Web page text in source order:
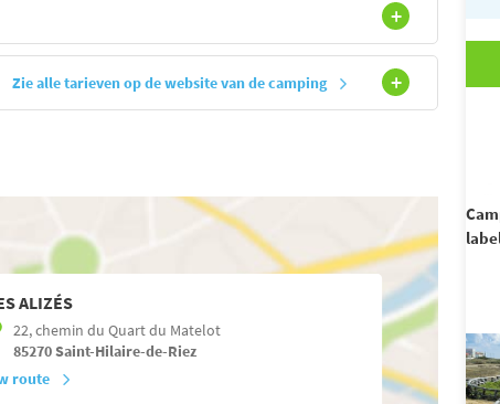
Zie alle tarieven op de website van de camping
ALIZÉS
22, chemin du Quart du Matelot
85270Saint-Hilaire-de-Riez
route